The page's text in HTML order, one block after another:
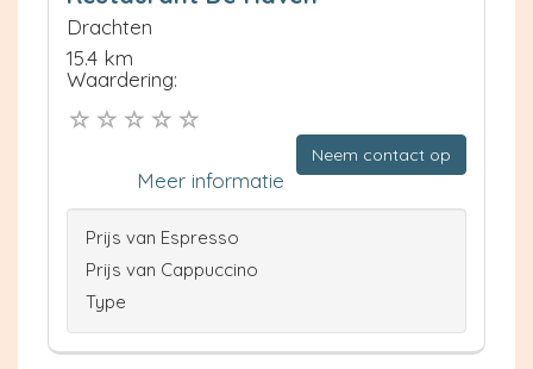
Drachten
15.4 km
Waardering:
Neem contact op
Meer informatie
Prijs van Espresso
Prijs van Cappuccino
Type